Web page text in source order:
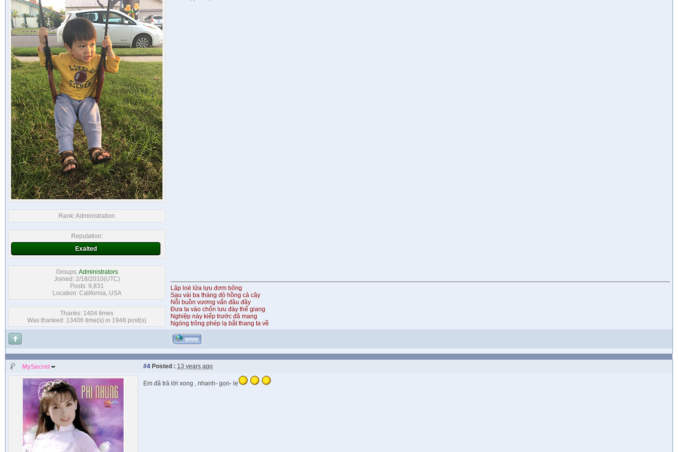
Rank:Administration
Reputation:
Exalted
Groups:Administrators
Joined: 2/18/2010(UTC)
Posts: 9,831
Location: California, USA
Thanks: 1404 times
Was thanked: 13406 time(s) in 1948 post(s)
Lập loè lửa lựu đơm bông
Sau vài ba tháng đỏ hồng cả cây
Nỗi buồn vương vấn đâu đây
Đưa ta vào chốn lưu đày thế giang
Nghiệp này kiếp trước đã mang
Ngóng trông phép lạ bắt thang ta về
WWW
MySecret #4 Posted : 13 years ago
Em đã trả lời xong , nhanh- gọn- lẹ